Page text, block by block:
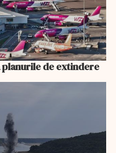
planurile de extindere